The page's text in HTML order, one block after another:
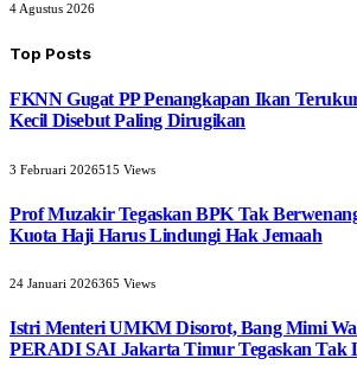
4 Agustus 2026
Top Posts
FKNN Gugat PP Penangkapan Ikan
Kecil Disebut Paling Dirugikan
3 Februari 2026515 Views
Prof Muzakir Tegaskan BPK Tak
Kuota Haji Harus Lindungi Hak Jemaah
24 Januari 2026365 Views
Istri Menteri UMKM Disorot, Bang Mimi
PERADI SAI Jakarta Timur Tegaskan Tak